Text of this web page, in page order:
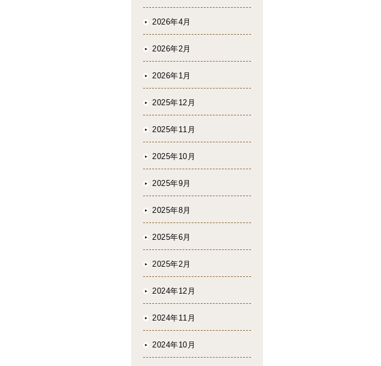
2026年4月
2026年2月
2026年1月
2025年12月
2025年11月
2025年10月
2025年9月
2025年8月
2025年6月
2025年2月
2024年12月
2024年11月
2024年10月